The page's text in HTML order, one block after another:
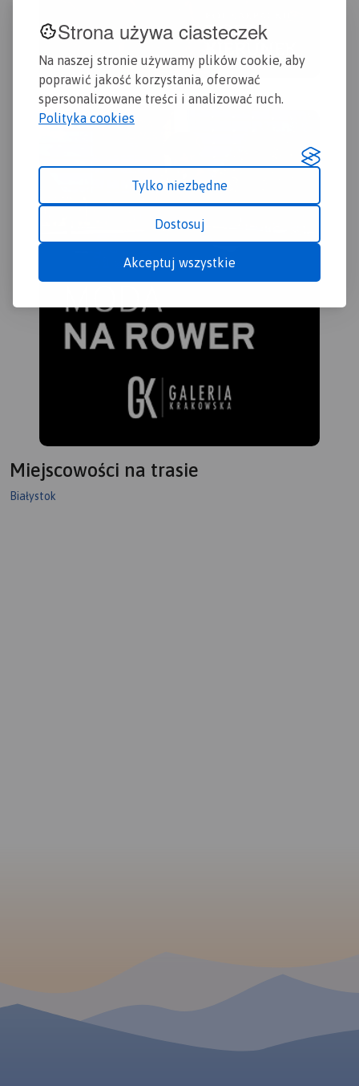
Strona używa ciasteczek
Na naszej stronie używamy plików cookie, aby
poprawić jakość korzystania, oferować
spersonalizowane treści i analizować ruch.
Polityka cookies
Tylko niezbędne
Dostosuj
Akceptuj wszystkie
Miejscowości na trasie
Białystok